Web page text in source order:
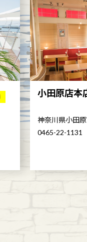
小田原店本
神奈川県小田原
0465-22-1131